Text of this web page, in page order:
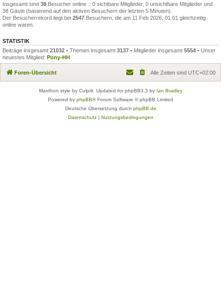
Insgesamt sind 38 Besucher online :: 0 sichtbare Mitglieder, 0 unsichtbare Mitglieder und
38 Gäste (basierend auf den aktiven Besuchern der letzten 5 Minuten)
Der Besucherrekord liegt bei 2547 Besuchern, die am 11 Feb 2026, 01:01 gleichzeitig
online waren.
STATISTIK
Beiträge insgesamt 21032 • Themen insgesamt 3137 • Mitglieder insgesamt 5554 • Unser
neuestes Mitglied: Pony-HH
Foren-Übersicht Alle Zeiten sind UTC+02:00
Maxthon style by Culprit. Updated for phpBB3.3 by Ian Bradley
Powered by phpBB® Forum Software © phpBB Limited
Deutsche Übersetzung durch phpBB.de
Datenschutz| Nutzungsbedingungen